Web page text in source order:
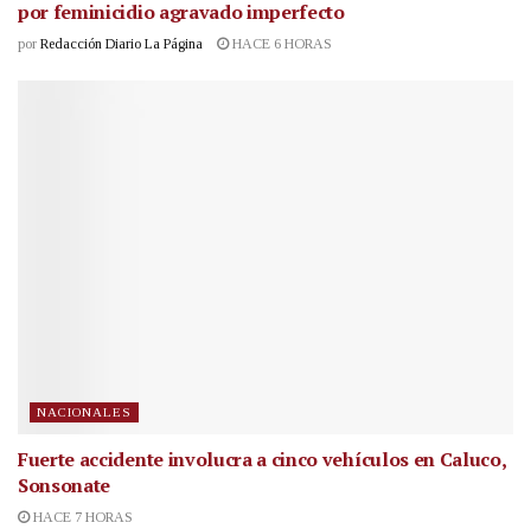
por feminicidio agravado imperfecto
por Redacción Diario La Página HACE 6 HORAS
NACIONALES
Fuerte accidente involucra a cinco vehículos en Caluco,
Sonsonate
HACE 7 HORAS